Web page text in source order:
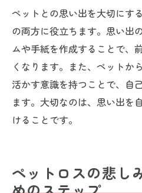
ペットとの思い出を大切にす
の両方に役立ちます。思い出
ムや手紙を作成することで、
くなります。また、ペットか
活かす意識を持つことで、自
ます。大切なのは、思い出を
けることです。
ペットロスの悲し